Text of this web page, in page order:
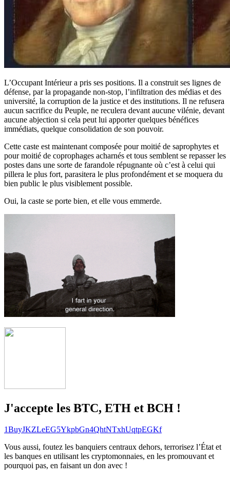
L’Occupant Intérieur a pris ses positions. Il a construit ses lignes de
défense, par la propagande non-stop, l’infiltration des médias et des
université, la corruption de la justice et des institutions. Il ne refusera
aucun sacrifice du Peuple, ne reculera devant aucune vilénie, devant
aucune abjection si cela peut lui apporter quelques bénéfices
immédiats, quelque consolidation de son pouvoir.
Cette caste est maintenant composée pour moitié de saprophytes et
pour moitié de coprophages acharnés et tous semblent se repasser les
postes dans une sorte de farandole répugnante où c’est à celui qui
pillera le plus fort, parasitera le plus profondément et se moquera du
bien public le plus visiblement possible.
Oui, la caste se porte bien, et elle vous emmerde.
J'accepte les BTC, ETH et BCH !
1BuyJKZLeEG5YkpbGn4QhtNTxhUqtpEGKf
Vous aussi, foutez les banquiers centraux dehors, terrorisez l’État et
les banques en utilisant les cryptomonnaies, en les promouvant et
pourquoi pas, en faisant un don avec !